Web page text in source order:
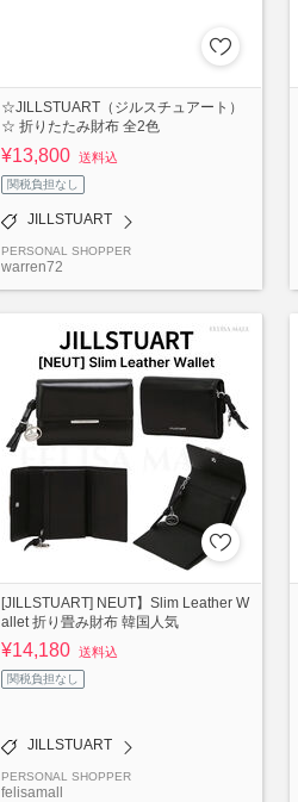
☆JILLSTUART（ジルスチュアート）
☆ 折りたたみ財布 全2色
¥13,800 送料込
関税負担なし
JILLSTUART
PERSONAL SHOPPER
warren72
[JILLSTUART] NEUT】Slim Leather W
allet 折り畳み財布 韓国人気
¥14,180 送料込
関税負担なし
JILLSTUART
PERSONAL SHOPPER
felisamall